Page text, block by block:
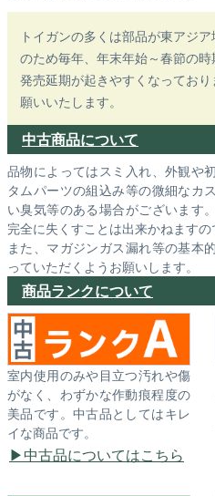
トイガンの多くは部品が東アジ
のため毎年、年末年始～春節の
発売延期が起きやすくなってお
願いいたします。
中古商品について
品物によってはスミ入れ、外観や
タムパーツの組込み等の微細なカ
い臭気等のある場合がございます
完全に失くすことは出来かねますの
また、マガジンガス漏れ等の基本
っていただくようお願いします。
商品ランクについて
室内使用のみや目立つ汚れや傷
がなく、わずかな作動痕程度の
美品です。中古品としてはキレ
イな商品です。
中古品についてはこちら